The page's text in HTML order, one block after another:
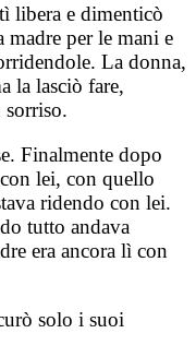
libera e dimenticò
per le mani e
La donna,
la lasciò fare,
sorriso.
Finalmente dopo
lei, con quello
ridendo con lei.
tutto andava
era ancora lì con
solo i suoi